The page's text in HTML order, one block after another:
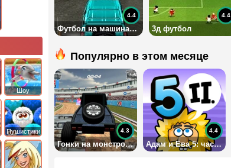
Футбол на машинах джипах 4х4
4.4
3д футбол
4.4
Популярно в этом месяце
Гонки на монстро-джипах 4х4
4.3
Адам и Ева 5: часть 2
4.4
Шоу
дельфинов
Пушистики